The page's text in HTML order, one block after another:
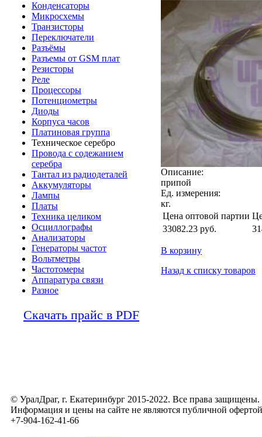
Конденсаторы
Микросхемы
Транзисторы
Переключатели
Разъёмы
Разъемы от GSM плат
Резисторы
Реле
Процессоры
Потенциометры
Диоды
Корпуса часов
Платиновая группа
Техническое серебро
Провода с содежанием
серебра
Тантал из радиодеталей
Аккумуляторы
Лампы
Платы
Техника целиком
Осциллографы
Анализаторы
Генераторы частот
Вольтметры
Частотомеры
Аппаратура связи
Разное
Скачать прайс в PDF
Описание:
припой
Ед. измерения:
кг.
Цена оптовой партии
33082.23 руб.
В корзину
Назад к списку товаров
© УралДраг, г. Екатеринбург 2015-2022. Все права защищены.
Информация и цены на сайте не являются публичной офертой
+7-904-162-41-66